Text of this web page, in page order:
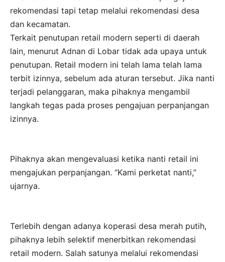
rekomendasi tapi tetap melalui rekomendasi desa
dan kecamatan.
Terkait penutupan retail modern seperti di daerah
lain, menurut Adnan di Lobar tidak ada upaya untuk
penutupan. Retail modern ini telah lama telah lama
terbit izinnya, sebelum ada aturan tersebut. Jika nanti
terjadi pelanggaran, maka pihaknya mengambil
langkah tegas pada proses pengajuan perpanjangan
izinnya.
Pihaknya akan mengevaluasi ketika nanti retail ini
mengajukan perpanjangan. “Kami perketat nanti,”
ujarnya.
Terlebih dengan adanya koperasi desa merah putih,
pihaknya lebih selektif menerbitkan rekomendasi
retail modern. Salah satunya melalui rekomendasi